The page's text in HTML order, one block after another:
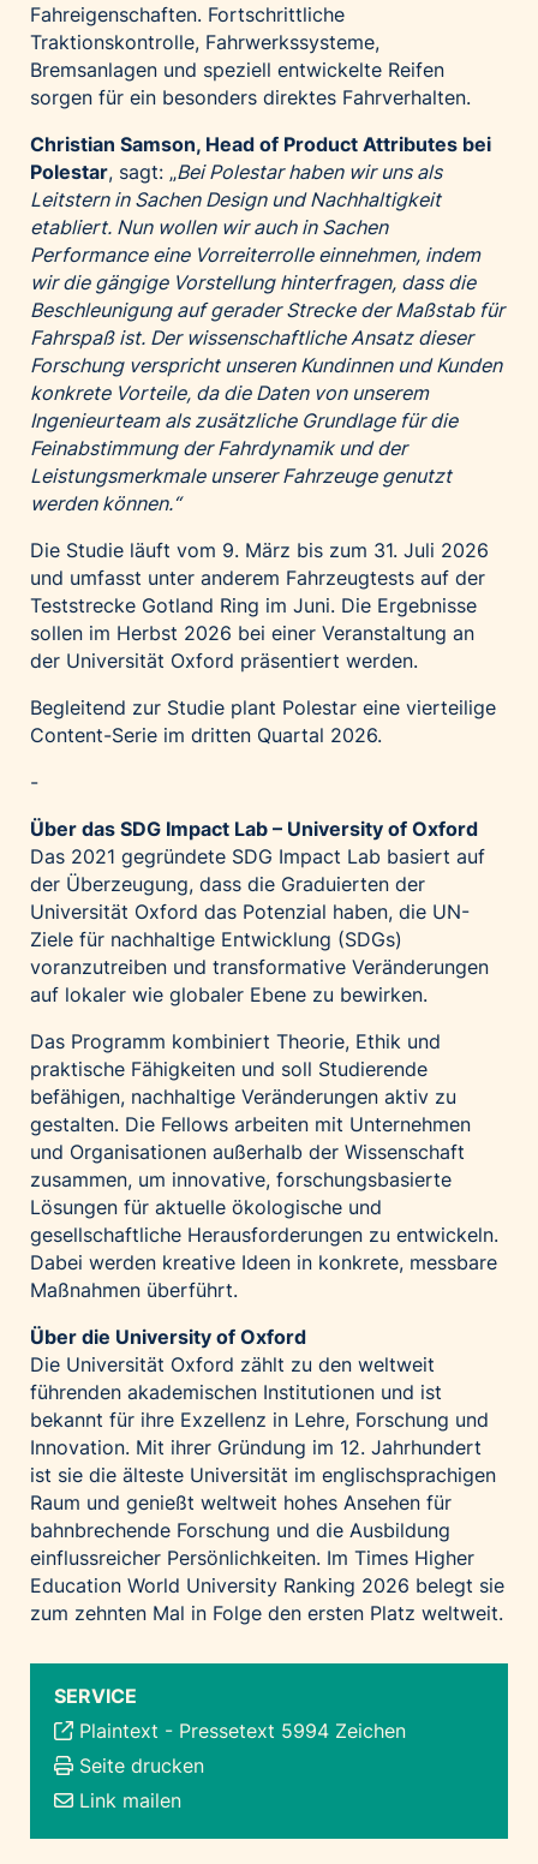
Fahreigenschaften. Fortschrittliche
Traktionskontrolle, Fahrwerkssysteme,
Bremsanlagen und speziell entwickelte Reifen
sorgen für ein besonders direktes Fahrverhalten.
Christian Samson, Head of Product Attributes bei
Polestar, sagt: „Bei Polestar haben wir uns als
Leitstern in Sachen Design und Nachhaltigkeit
etabliert. Nun wollen wir auch in Sachen
Performance eine Vorreiterrolle einnehmen, indem
wir die gängige Vorstellung hinterfragen, dass die
Beschleunigung auf gerader Strecke der Maßstab für
Fahrspaß ist. Der wissenschaftliche Ansatz dieser
Forschung verspricht unseren Kundinnen und Kunden
konkrete Vorteile, da die Daten von unserem
Ingenieurteam als zusätzliche Grundlage für die
Feinabstimmung der Fahrdynamik und der
Leistungsmerkmale unserer Fahrzeuge genutzt
werden können.“
Die Studie läuft vom 9. März bis zum 31. Juli 2026
und umfasst unter anderem Fahrzeugtests auf der
Teststrecke Gotland Ring im Juni. Die Ergebnisse
sollen im Herbst 2026 bei einer Veranstaltung an
der Universität Oxford präsentiert werden.
Begleitend zur Studie plant Polestar eine vierteilige
Content-Serie im dritten Quartal 2026.
-
Über das SDG Impact Lab – University of Oxford
Das 2021 gegründete SDG Impact Lab basiert auf
der Überzeugung, dass die Graduierten der
Universität Oxford das Potenzial haben, die UN-
Ziele für nachhaltige Entwicklung (SDGs)
voranzutreiben und transformative Veränderungen
auf lokaler wie globaler Ebene zu bewirken.
Das Programm kombiniert Theorie, Ethik und
praktische Fähigkeiten und soll Studierende
befähigen, nachhaltige Veränderungen aktiv zu
gestalten. Die Fellows arbeiten mit Unternehmen
und Organisationen außerhalb der Wissenschaft
zusammen, um innovative, forschungsbasierte
Lösungen für aktuelle ökologische und
gesellschaftliche Herausforderungen zu entwickeln.
Dabei werden kreative Ideen in konkrete, messbare
Maßnahmen überführt.
Über die University of Oxford
Die Universität Oxford zählt zu den weltweit
führenden akademischen Institutionen und ist
bekannt für ihre Exzellenz in Lehre, Forschung und
Innovation. Mit ihrer Gründung im 12. Jahrhundert
ist sie die älteste Universität im englischsprachigen
Raum und genießt weltweit hohes Ansehen für
bahnbrechende Forschung und die Ausbildung
einflussreicher Persönlichkeiten. Im Times Higher
Education World University Ranking 2026 belegt sie
zum zehnten Mal in Folge den ersten Platz weltweit.
SERVICE
Plaintext - Pressetext 5994 Zeichen
Seite drucken
Link mailen